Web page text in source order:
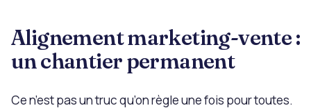
Alignement marketing-vente :
un chantier permanent
Ce n’est pas un truc qu’on règle une fois pour toutes.